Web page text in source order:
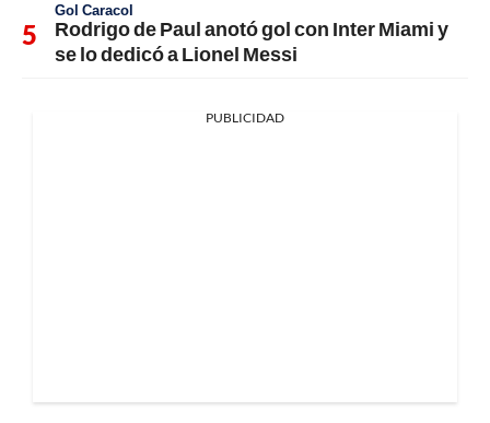
Gol Caracol
Rodrigo de Paul anotó gol con Inter Miami y
se lo dedicó a Lionel Messi
PUBLICIDAD